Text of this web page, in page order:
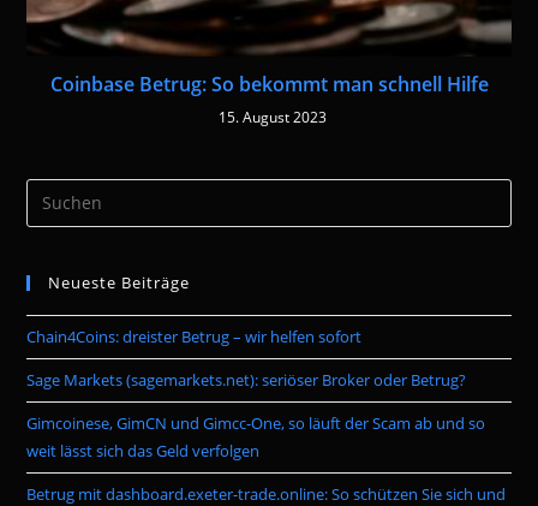
Coinbase Betrug: So bekommt man schnell Hilfe
15. August 2023
the
Neueste Beiträge
Chain4Coins: dreister Betrug – wir helfen sofort
Sage Markets (sagemarkets.net): seriöser Broker oder Betrug?
Gimcoinese, GimCN und Gimcc-One, so läuft der Scam ab und so
weit lässt sich das Geld verfolgen
Betrug mit dashboard.exeter-trade.online: So schützen Sie sich und